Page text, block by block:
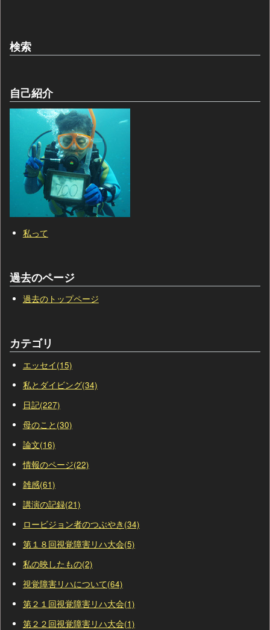
検索
自己紹介
私って
過去のページ
過去のトップページ
カテゴリ
エッセイ(15)
私とダイビング(34)
日記(227)
母のこと(30)
論文(16)
情報のページ(22)
雑感(61)
講演の記録(21)
ロービジョン者のつぶやき(34)
第１８回視覚障害リハ大会(5)
私の映したもの(2)
視覚障害リハについて(64)
第２１回視覚障害リハ大会(1)
第２２回視覚障害リハ大会(1)